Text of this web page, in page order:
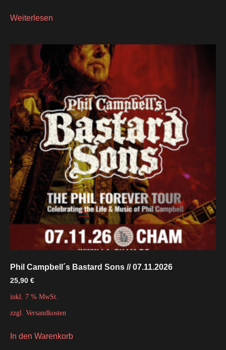
Weiterlesen
Phil Campbell´s Bastard Sons // 07.11.2026
25,90 €
inkl. 7 % MwSt.
zzgl. Versandkosten
In den Warenkorb